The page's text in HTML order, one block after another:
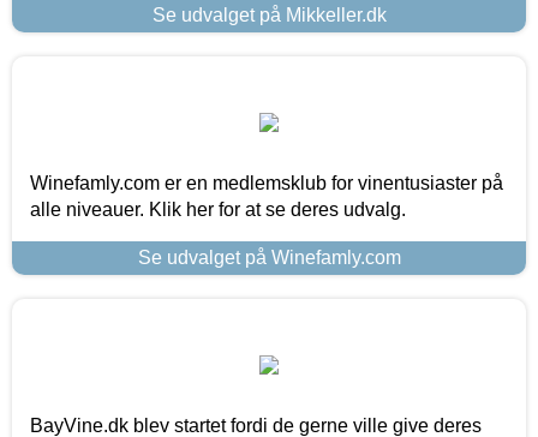
Se udvalget på Mikkeller.dk
Winefamly.com er en medlemsklub for vinentusiaster på
alle niveauer. Klik her for at se deres udvalg.
Se udvalget på Winefamly.com
BayVine.dk blev startet fordi de gerne ville give deres